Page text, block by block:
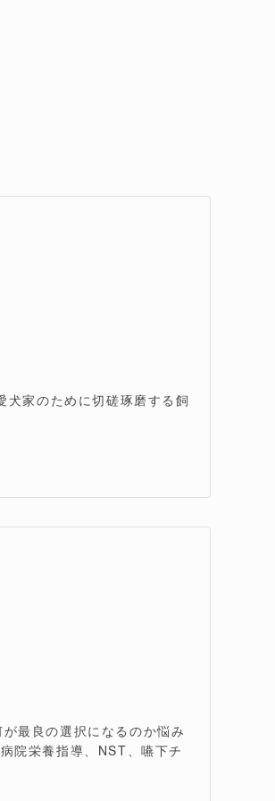
家のために切磋琢磨する飼
最良の選択になるのか悩み
院栄養指導、NST、嚥下チ